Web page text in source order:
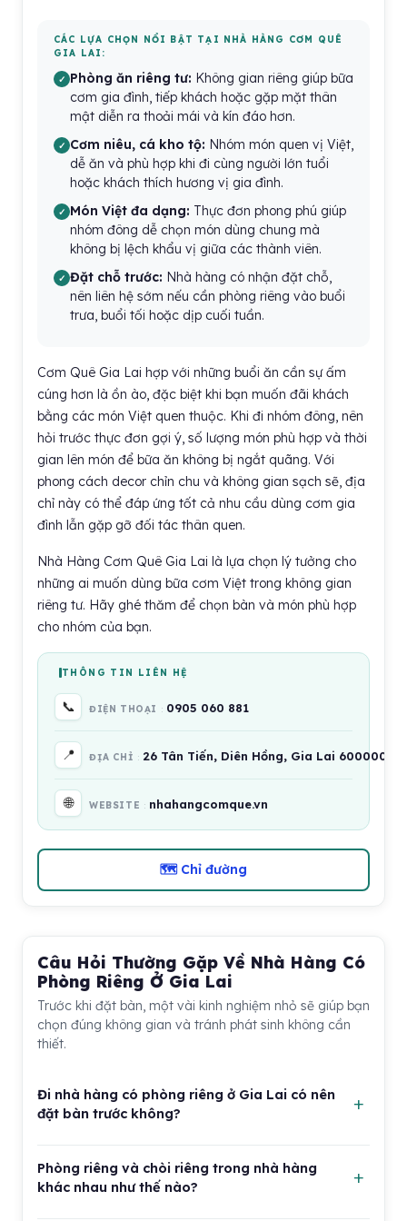
CÁC LỰA CHỌN NỔI BẬT TẠI NHÀ HÀNG CƠM QUÊ
GIA LAI:
Phòng ăn riêng tư: Không gian riêng giúp bữa
cơm gia đình, tiếp khách hoặc gặp mặt thân
mật diễn ra thoải mái và kín đáo hơn.
Cơm niêu, cá kho tộ: Nhóm món quen vị Việt,
dễ ăn và phù hợp khi đi cùng người lớn tuổi
hoặc khách thích hương vị gia đình.
Món Việt đa dạng: Thực đơn phong phú giúp
nhóm đông dễ chọn món dùng chung mà
không bị lệch khẩu vị giữa các thành viên.
Đặt chỗ trước: Nhà hàng có nhận đặt chỗ,
nên liên hệ sớm nếu cần phòng riêng vào buổi
trưa, buổi tối hoặc dịp cuối tuần.
Cơm Quê Gia Lai hợp với những buổi ăn cần sự ấm
cúng hơn là ồn ào, đặc biệt khi bạn muốn đãi khách
bằng các món Việt quen thuộc. Khi đi nhóm đông, nên
hỏi trước thực đơn gợi ý, số lượng món phù hợp và thời
gian lên món để bữa ăn không bị ngắt quãng. Với
phong cách decor chỉn chu và không gian sạch sẽ, địa
chỉ này có thể đáp ứng tốt cả nhu cầu dùng cơm gia
đình lẫn gặp gỡ đối tác thân quen.
Nhà Hàng Cơm Quê Gia Lai là lựa chọn lý tưởng cho
những ai muốn dùng bữa cơm Việt trong không gian
riêng tư. Hãy ghé thăm để chọn bàn và món phù hợp
cho nhóm của bạn.
THÔNG TIN LIÊN HỆ
📞 ĐIỆN THOẠI 0905 060 881
📍 ĐỊA CHỈ 26 Tân Tiến, Diên Hồng, Gia Lai 600000,
🌐 WEBSITE nhahangcomque.vn
🗺 Chỉ đường
Câu Hỏi Thường Gặp Về Nhà Hàng Có
Phòng Riêng Ở Gia Lai
Trước khi đặt bàn, một vài kinh nghiệm nhỏ sẽ giúp bạn
chọn đúng không gian và tránh phát sinh không cần
thiết.
Đi nhà hàng có phòng riêng ở Gia Lai có nên
đặt bàn trước không?
khách hoặc cần phòng kín vào buổi tối và cuối tuần.
Khi đặt, hãy nói rõ số lượng khách, nhu cầu phòng
Phòng riêng và chòi riêng trong nhà hàng
khác nhau như thế nào?